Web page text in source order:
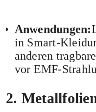
Anwendungen:
in Smart-
anderen
vor EMF-
2.